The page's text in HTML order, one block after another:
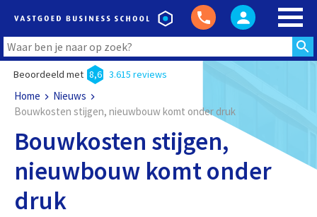
Beoordeeld met 8,6 3.615 reviews
Home
Nieuws
Bouwkosten stijgen, nieuwbouw komt onder druk
Bouwkosten stijgen,
nieuwbouw komt onder
druk